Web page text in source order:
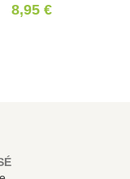
8,95 €